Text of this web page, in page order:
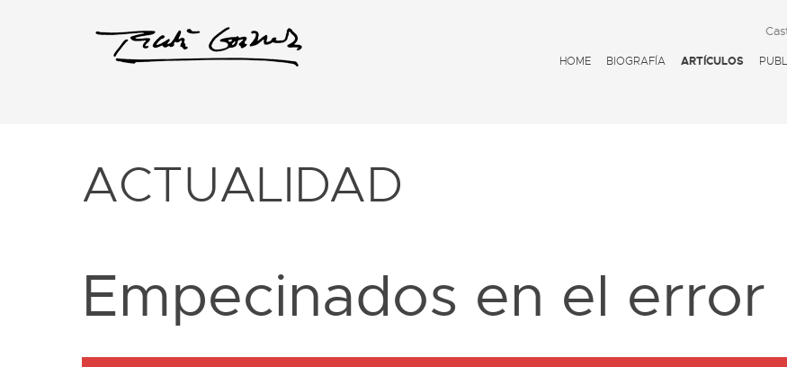
HOME BIOGRAFÍA ARTÍCULOS
ACTUALIDAD
Empecinados en el error